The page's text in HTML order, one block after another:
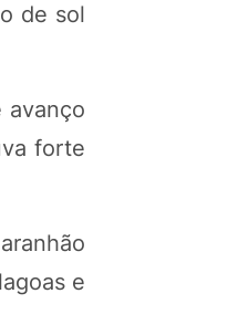
de sol
avanço
forte
e